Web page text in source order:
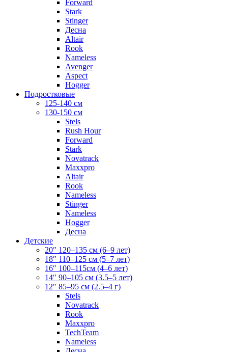
Forward
Stark
Stinger
Десна
Altair
Rook
Nameless
Avenger
Aspect
Hogger
Подростковые
125-140 см
130-150 см
Stels
Rush Hour
Forward
Stark
Novatrack
Maxxpro
Altair
Rook
Nameless
Stinger
Nameless
Hogger
Десна
Детские
20″ 120–135 см (6–9 лет)
18″ 110–125 см (5–7 лет)
16″ 100–115см (4–6 лет)
14″ 90–105 см (3.5–5 лет)
12″ 85–95 см (2.5–4 г)
Stels
Novatrack
Rook
Maxxpro
TechTeam
Nameless